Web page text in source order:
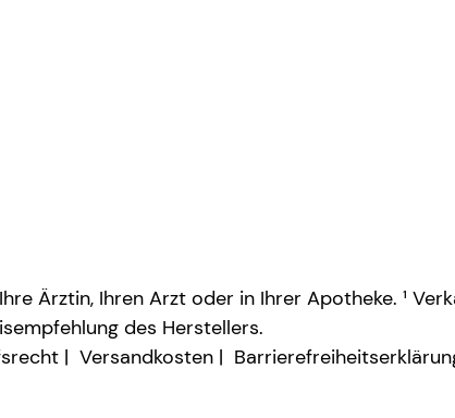
Ärztin, Ihren Arzt oder in Ihrer Apotheke. ¹
des Herstellers.
Versandkosten